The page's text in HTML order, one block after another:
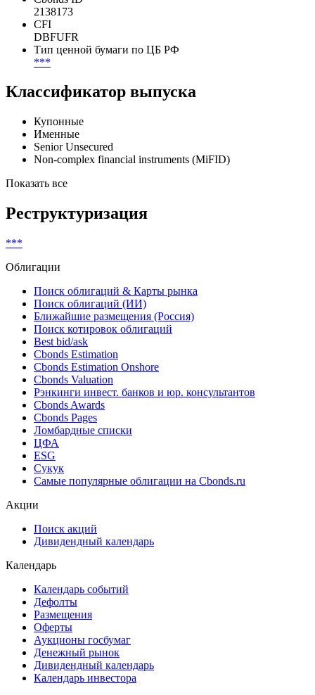
2138173
CFI
DBFUFR
Тип ценной бумаги по ЦБ РФ
***
Классификатор выпуска
Купонные
Именные
Senior Unsecured
Non-complex financial instruments (MiFID)
Показать все
Реструктуризация
***
Облигации
Поиск облигаций & Карты рынка
Поиск облигаций (ИИ)
Ближайшие размещения (Россия)
Поиск котировок облигаций
Best bid/ask
Cbonds Estimation
Cbonds Estimation Onshore
Cbonds Valuation
Рэнкинги инвест. банков и юр. консультантов
Cbonds Awards
Cbonds Pages
Ломбардные списки
ЦФА
ESG
Сукук
Самые популярные облигации на Cbonds.ru
Акции
Поиск акций
Дивидендный календарь
Календарь
Календарь событий
Дефолты
Размещения
Оферты
Аукционы госбумаг
Денежный рынок
Дивидендный календарь
Календарь инвестора